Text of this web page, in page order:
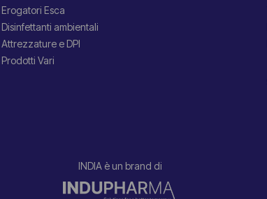
Erogatori Esca
Disinfettanti ambientali
Attrezzature e DPI
Prodotti Vari
INDIA è un brand di